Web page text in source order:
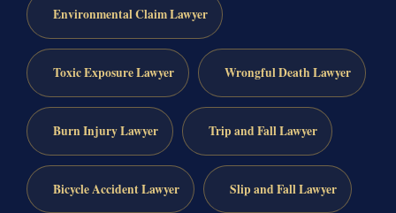
Environmental Claim Lawyer
Toxic Exposure Lawyer Wrongful Death Lawyer
Burn Injury Lawyer Trip and Fall Lawyer
Bicycle Accident Lawyer Slip and Fall Lawyer